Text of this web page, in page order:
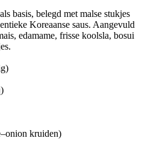
basis, belegd met malse stukjes
Koreaanse saus. Aangevuld
edamame, frisse koolsla, bosui
kruiden)